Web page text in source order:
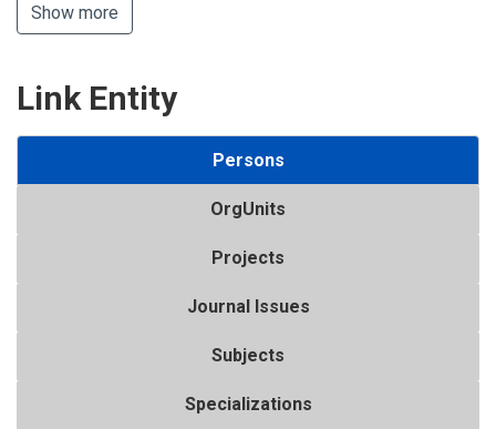
Show more
Link Entity
Persons
OrgUnits
Projects
Journal Issues
Subjects
Specializations